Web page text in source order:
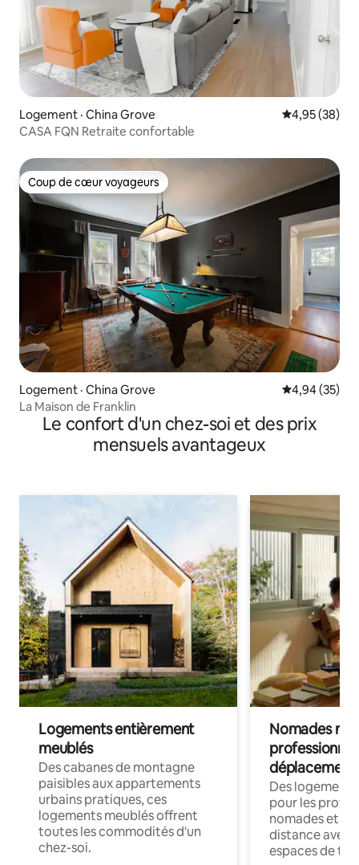
Logement · China Grove Note
4,95 (38)
CASA FQN Retraite confortable
Coup de cœur voyageurs
Coup de cœur voyageurs
Logement · China Grove Note
4,94 (35)
La Maison de Franklin
Le confort d'un chez-soi et des prix
mensuels avantageux
Logements entièrement
meublés
Des cabanes de montagne
paisibles aux appartements
urbains pratiques, ces
logements meublés offrent
toutes les commodités d'un
chez-soi.
Nomades
déplacement
Des
pour les
nomades et
distance avec
espaces de